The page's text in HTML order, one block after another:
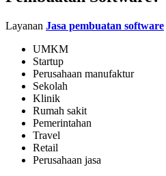
Layanan Jasa pembuatan software
UMKM
Startup
Perusahaan manufaktur
Sekolah
Klinik
Rumah sakit
Pemerintahan
Travel
Retail
Perusahaan jasa